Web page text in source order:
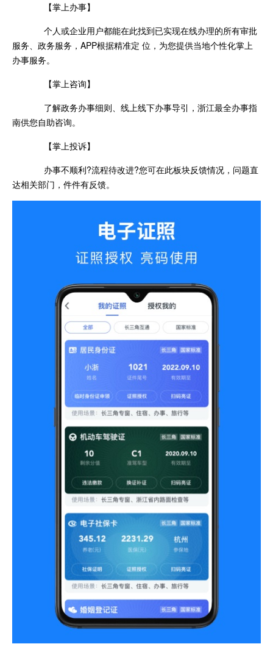
【掌上办事】
个人或企业用户都能在此找到已实现在线办理的所有审批
服务、政务服务，APP根据精准定 位，为您提供当地个性化掌上
办事服务。
【掌上咨询】
了解政务办事细则、线上线下办事导引，浙江最全办事指
南供您自助咨询。
【掌上投诉】
办事不顺利?流程待改进?您可在此板块反馈情况，问题直
达相关部门，件件有反馈。